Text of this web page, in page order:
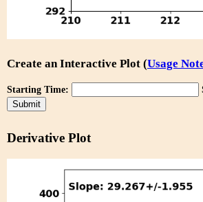
Create an Interactive Plot (Usage
Starting Time:
Derivative Plot